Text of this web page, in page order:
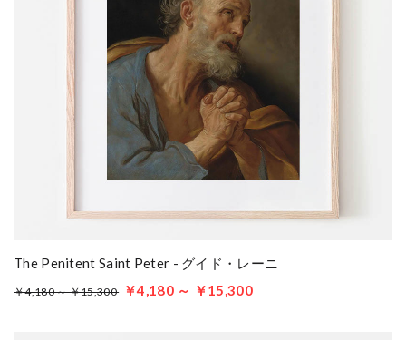
The Penitent Saint Peter - グイド・レーニ
￥4,180 ～ ￥15,300 ￥4,180 ～ ￥15,300